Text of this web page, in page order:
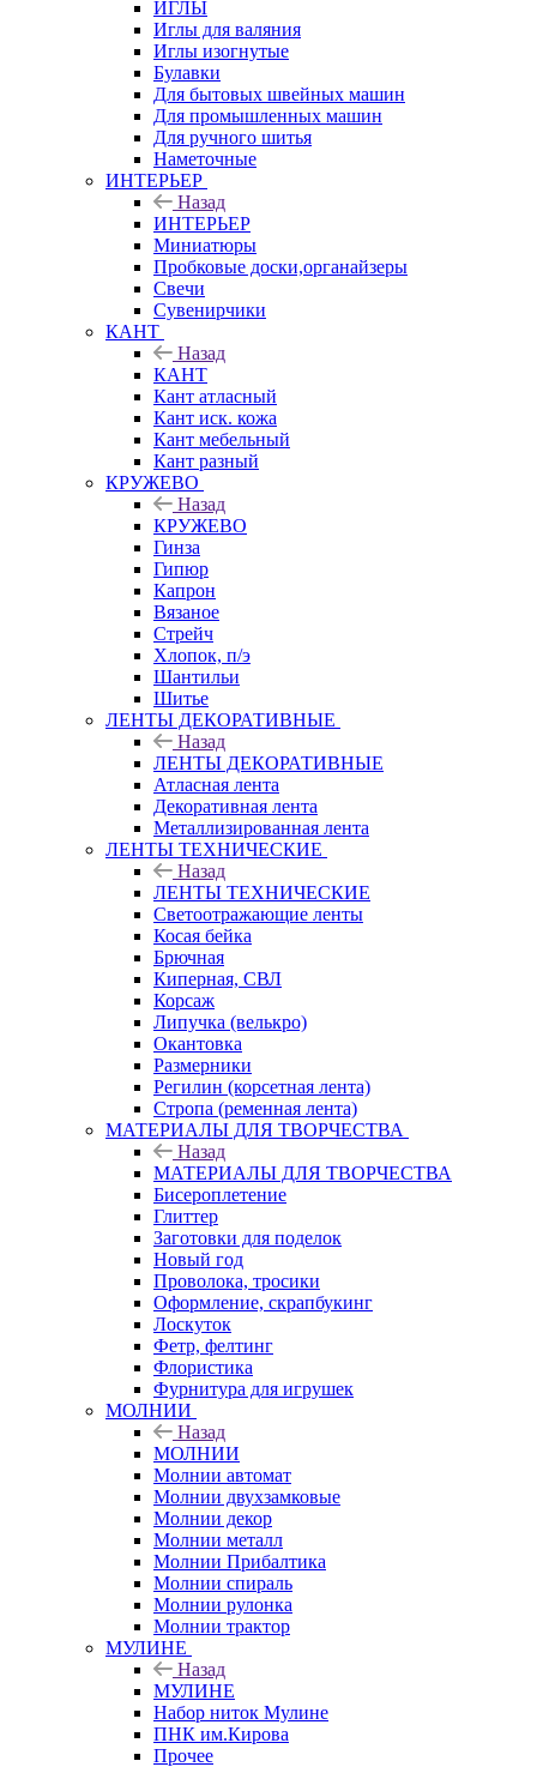
ИГЛЫ
Иглы для валяния
Иглы изогнутые
Булавки
Для бытовых швейных машин
Для промышленных машин
Для ручного шитья
Наметочные
ИНТЕРЬЕР
Назад
ИНТЕРЬЕР
Миниатюры
Пробковые доски,органайзеры
Свечи
Сувенирчики
КАНТ
Назад
КАНТ
Кант атласный
Кант иск. кожа
Кант мебельный
Кант разный
КРУЖЕВО
Назад
КРУЖЕВО
Гинза
Гипюр
Капрон
Вязаное
Стрейч
Хлопок, п/э
Шантильи
Шитье
ЛЕНТЫ ДЕКОРАТИВНЫЕ
Назад
ЛЕНТЫ ДЕКОРАТИВНЫЕ
Атласная лента
Декоративная лента
Металлизированная лента
ЛЕНТЫ ТЕХНИЧЕСКИЕ
Назад
ЛЕНТЫ ТЕХНИЧЕСКИЕ
Светоотражающие ленты
Косая бейка
Брючная
Киперная, СВЛ
Корсаж
Липучка (велькро)
Окантовка
Размерники
Регилин (корсетная лента)
Стропа (ременная лента)
МАТЕРИАЛЫ ДЛЯ ТВОРЧЕСТВА
Назад
МАТЕРИАЛЫ ДЛЯ ТВОРЧЕСТВА
Бисероплетение
Глиттер
Заготовки для поделок
Новый год
Проволока, тросики
Оформление, скрапбукинг
Лоскуток
Фетр, фелтинг
Флористика
Фурнитура для игрушек
МОЛНИИ
Назад
МОЛНИИ
Молнии автомат
Молнии двухзамковые
Молнии декор
Молнии металл
Молнии Прибалтика
Молнии спираль
Молнии рулонка
Молнии трактор
МУЛИНЕ
Назад
МУЛИНЕ
Набор ниток Мулине
ПНК им.Кирова
Прочее